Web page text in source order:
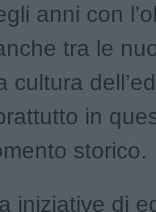
anni con
tra le
cultura
in
storico.
iniziative di